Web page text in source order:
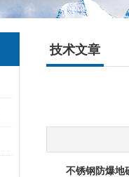
技术文章
不锈钢防爆地